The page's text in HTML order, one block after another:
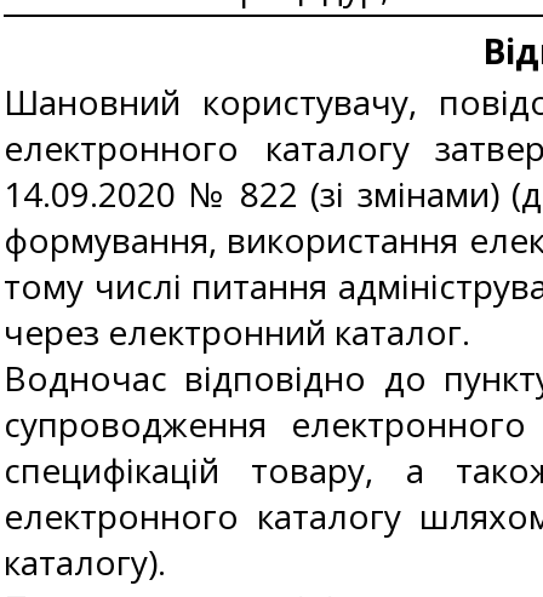
Шановний користувачу,
електронного каталогу
14.09.2020 № 822 (зі змінами)
формування, використання
тому числі питання
через електронний каталог.
Водночас відповідно до
супроводження
специфікацій товару, а
електронного каталогу
каталогу).